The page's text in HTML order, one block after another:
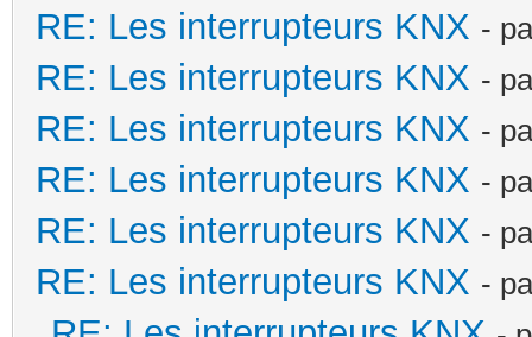
RE: Les interrupteurs KNX -
RE: Les interrupteurs KNX -
RE: Les interrupteurs KNX -
RE: Les interrupteurs KNX -
RE: Les interrupteurs KNX -
RE: Les interrupteurs KNX -